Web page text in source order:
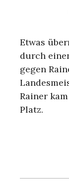
Etwas
durch
gegen
Rainer
Platz.